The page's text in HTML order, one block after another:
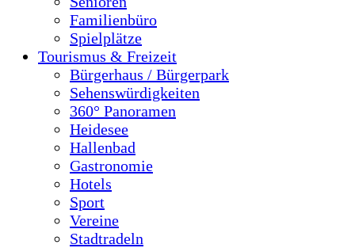
Familienbüro
Spielplätze
Tourismus & Freizeit
Bürgerhaus / Bürgerpark
Sehenswürdigkeiten
360° Panoramen
Heidesee
Hallenbad
Gastronomie
Hotels
Sport
Vereine
Stadtradeln